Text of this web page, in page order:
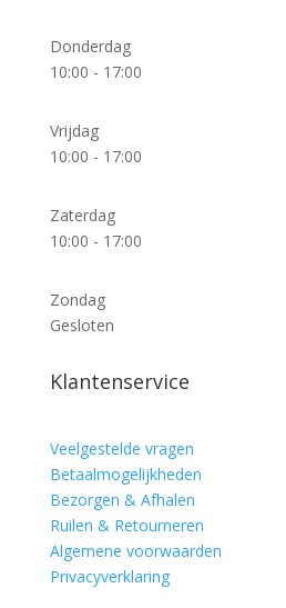
Donderdag
10:00 - 17:00
Vrijdag
10:00 - 17:00
Zaterdag
10:00 - 17:00
Zondag
Gesloten
Klantenservice
Veelgestelde vragen
Betaalmogelijkheden
Bezorgen & Afhalen
Ruilen & Retourneren
Algemene voorwaarden
Privacyverklaring